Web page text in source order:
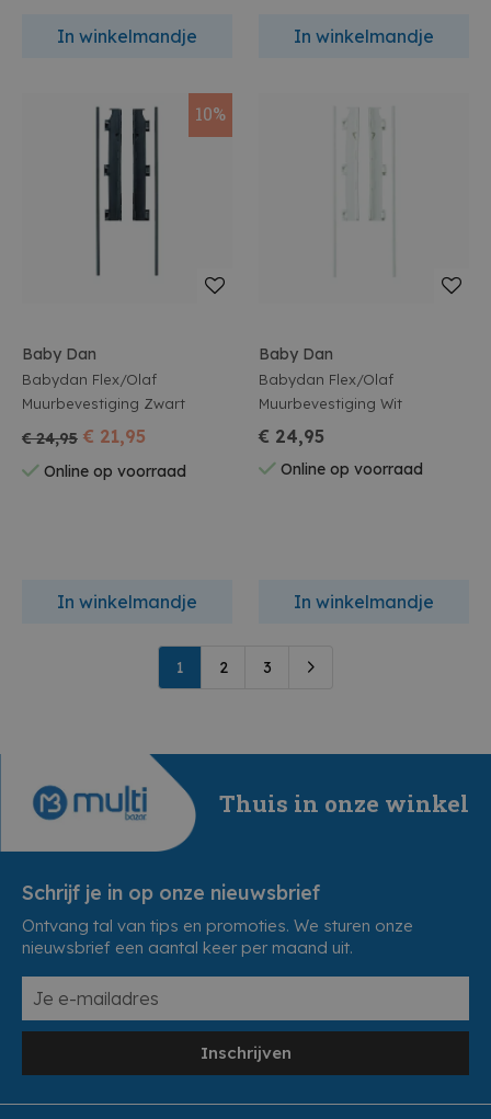
In winkelmandje In winkelmandje
10%
Baby Dan
Babydan Flex/Olaf
Muurbevestiging Zwart
€ 24,95 € 21,95
Online op voorraad
In winkelmandje
Baby Dan
Babydan Flex/Olaf
Muurbevestiging Wit
€ 24,95
Online op voorraad
In winkelmandje
1 2 3
Thuis in onze winkel
Schrijf je in op onze nieuwsbrief
Ontvang tal van tips en promoties. We sturen onze
nieuwsbrief een aantal keer per maand uit.
Inschrijven